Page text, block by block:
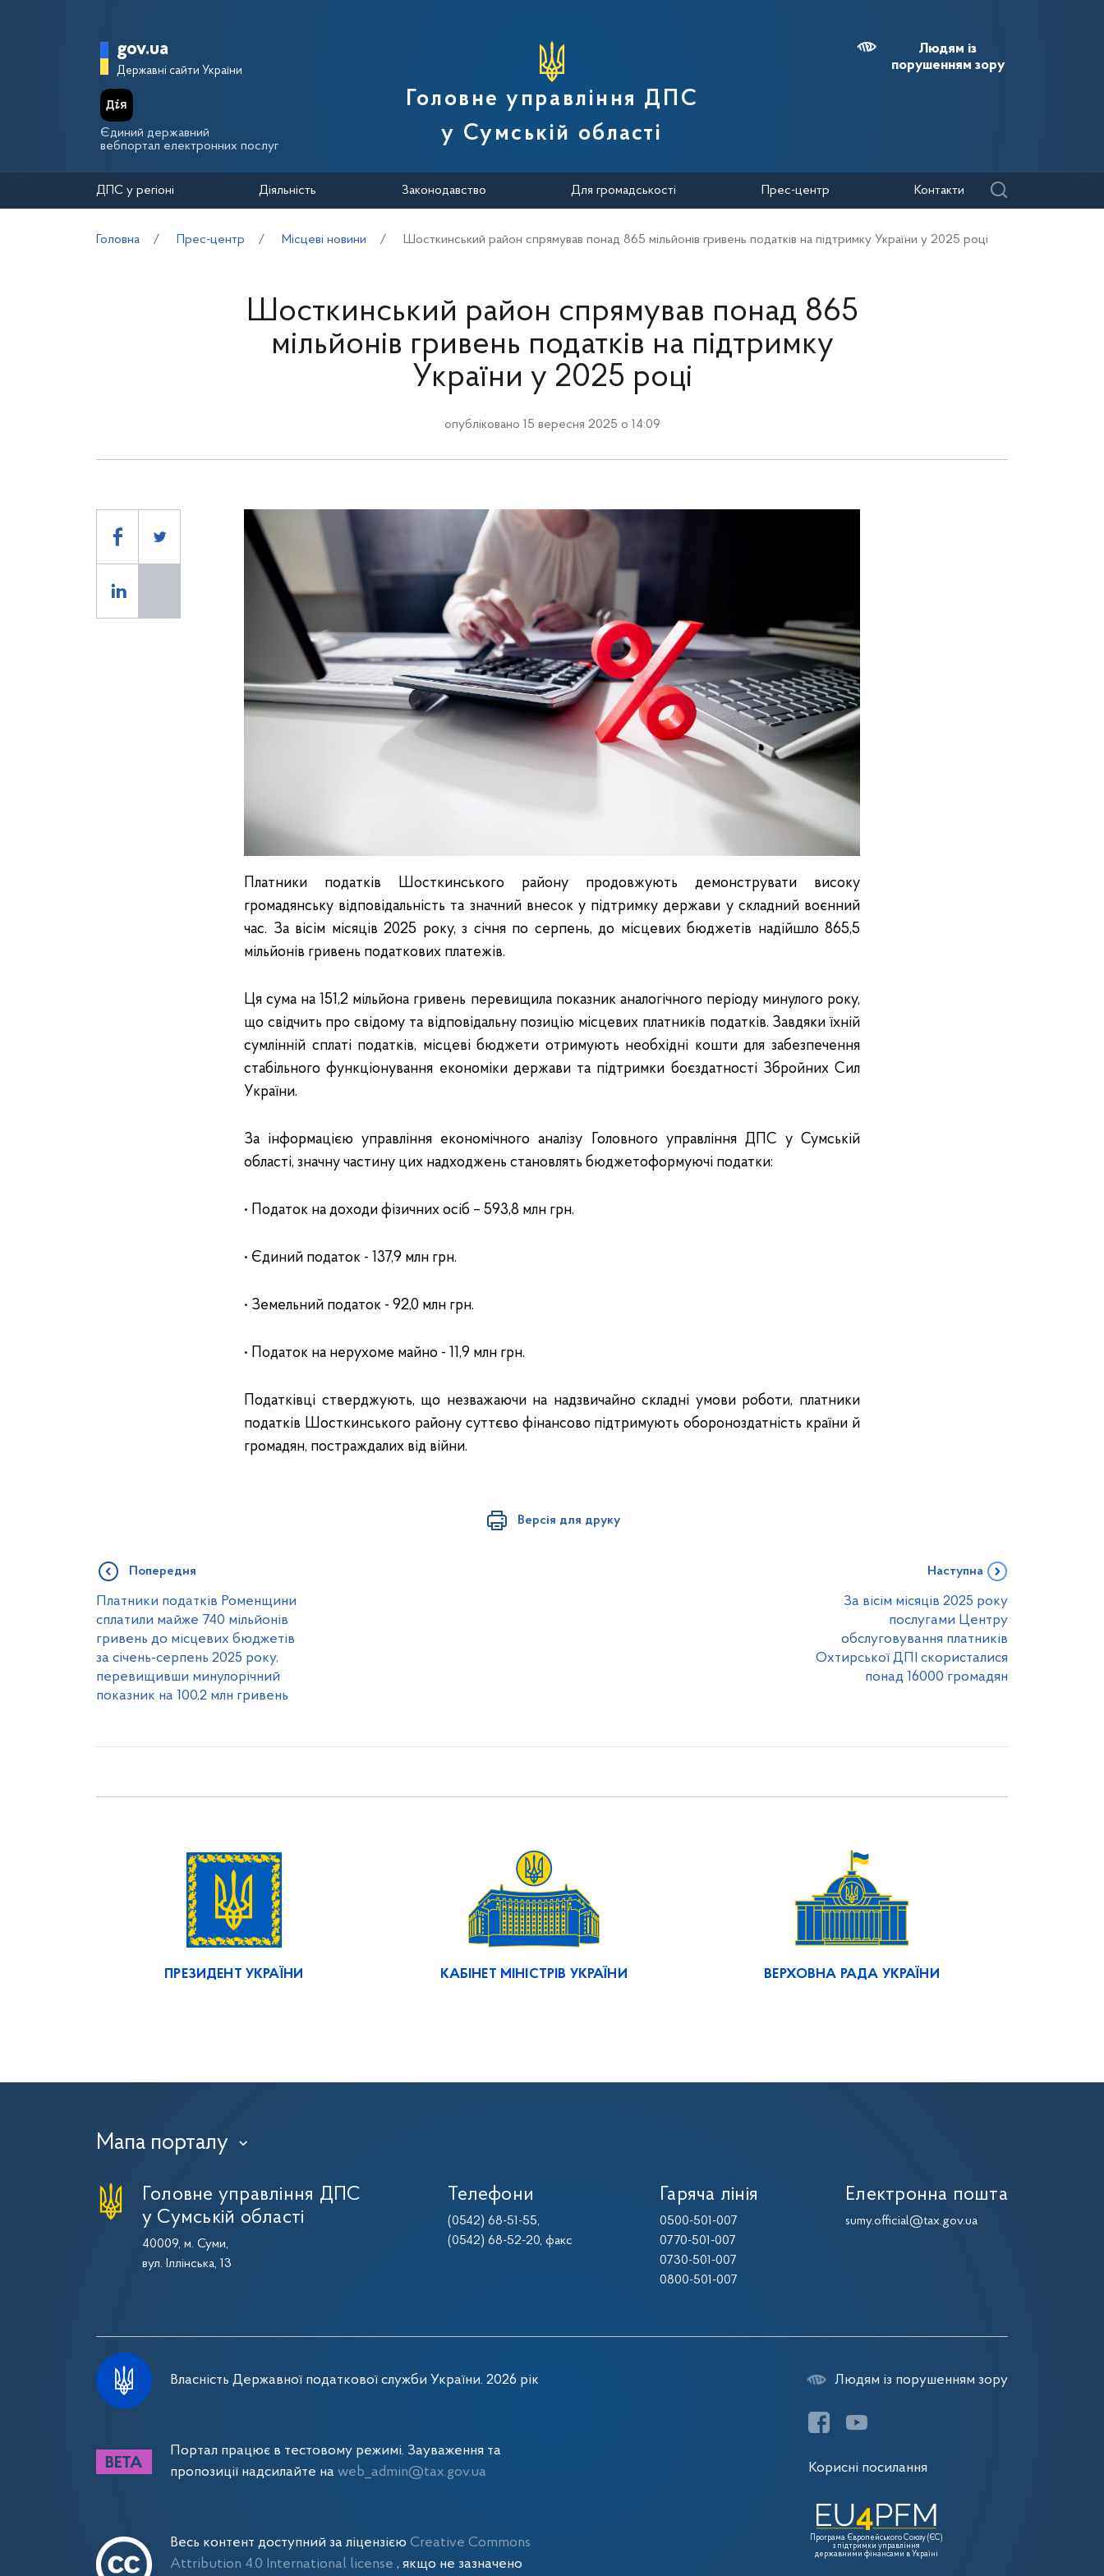
Головна сторінка Державної податкової служби України
gov.ua
Державні сайти України
Єдиний державний
вебпортал електронних послуг
Головне управління ДПС
у Сумській області
Людям із
порушенням зору
ДПС у регіоні Діяльність Законодавство Для громадськості Прес-центр Контакти
Головна Прес-центр Місцеві новини Шосткинський район спрямував понад 865 мільйонів гривень податків на підтримку України у 2025 році
Шосткинський район спрямував понад 865
мільйонів гривень податків на підтримку
України у 2025 році
опубліковано 15 вересня 2025 о 14:09
Платники податків Шосткинського району продовжують демонструвати високу
громадянську відповідальність та значний внесок у підтримку держави у складний воєнний
час. За вісім місяців 2025 року, з січня по серпень, до місцевих бюджетів надійшло 865,5
мільйонів гривень податкових платежів.
Ця сума на 151,2 мільйона гривень перевищила показник аналогічного періоду минулого року,
що свідчить про свідому та відповідальну позицію місцевих платників податків. Завдяки їхній
сумлінній сплаті податків, місцеві бюджети отримують необхідні кошти для забезпечення
стабільного функціонування економіки держави та підтримки боєздатності Збройних Сил
України.
За інформацією управління економічного аналізу Головного управління ДПС у Сумській
області, значну частину цих надходжень становлять бюджетоформуючі податки:
• Податок на доходи фізичних осіб – 593,8 млн грн.
• Єдиний податок - 137,9 млн грн.
• Земельний податок - 92,0 млн грн.
• Податок на нерухоме майно - 11,9 млн грн.
Податківці стверджують, що незважаючи на надзвичайно складні умови роботи, платники
податків Шосткинського району суттєво фінансово підтримують обороноздатність країни й
громадян, постраждалих від війни.
Версія для друку
Попередня
Платники податків Роменщини
сплатили майже 740 мільйонів
гривень до місцевих бюджетів
за січень-серпень 2025 року,
перевищивши минулорічний
показник на 100,2 млн гривень
Наступна
За вісім місяців 2025 року
послугами Центру
обслуговування платників
Охтирської ДПІ скористалися
понад 16000 громадян
ПРЕЗИДЕНТ УКРАЇНИ КАБІНЕТ МІНІСТРІВ УКРАЇНИ ВЕРХОВНА РАДА УКРАЇНИ
Мапа порталу ›
Головне управління ДПС
у Сумській області
40009, м. Суми,
вул. Іллінська, 13
Телефони
(0542) 68-51-55,
(0542) 68-52-20, факс
Гаряча лінія
0500-501-007
0770-501-007
0730-501-007
0800-501-007
Електронна пошта
sumy.official@tax.gov.ua
Власність Державної податкової служби України. 2026 рік
Портал працює в тестовому режимі. Зауваження та
пропозиції надсилайте на web_admin@tax.gov.ua
Весь контент доступний за ліцензією Creative Commons
Attribution 4.0 International license , якщо не зазначено
Людям із порушенням зору
Корисні посилання
Програма Європейського Союзу (ЄС)
з підтримки управління
державними фінансами в Україні